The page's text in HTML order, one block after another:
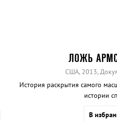
ЛОЖЬ
США, 2013,
История раскрытия самого
истории
В